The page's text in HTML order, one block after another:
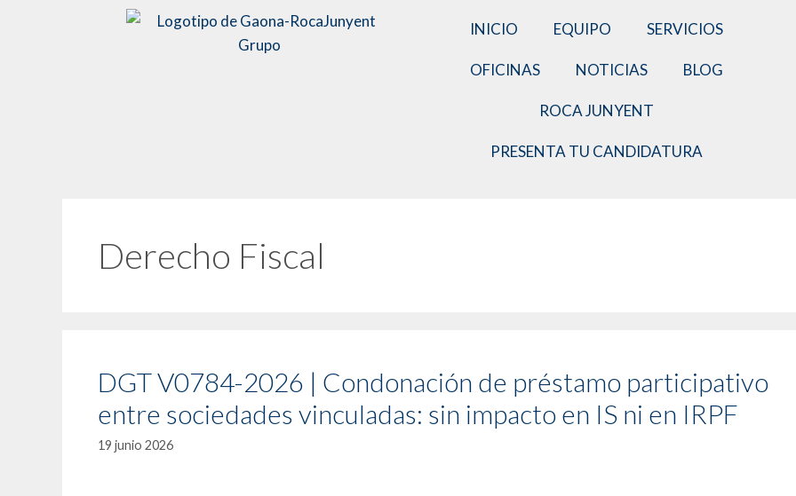
INICIO EQUIPO SERVICIOS
OFICINAS NOTICIAS BLOG
ROCA JUNYENT
PRESENTA TU CANDIDATURA
Derecho Fiscal
DGT V0784-2026 | Condonación de préstamo participativo
entre sociedades vinculadas: sin impacto en IS ni en IRPF
19 junio 2026